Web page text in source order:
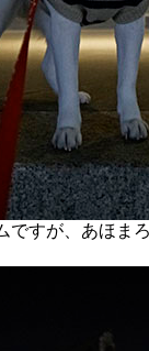
すが、あほま